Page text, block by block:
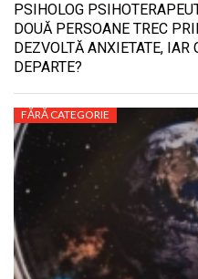
PSIHOLOG
DOUĂ PERSOANE TREC
DEZVOLTĂ ANXIETATE, IAR
DEPARTE?
FĂRĂ CATEGORIE